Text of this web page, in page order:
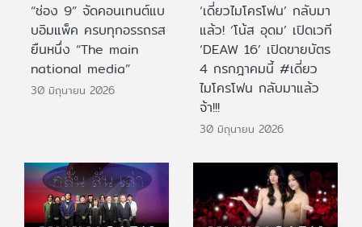
“ช่อง 9” จัดคอนเทนต์แบ
บอิมแพ็ค ครบทุกอรรถรส
ยืนหนึ่ง “The main
national media”
30 มิถุนายน 2026
‘เดี่ยวไมโครโฟน’ กลับมา
แล้ว! ‘โน้ส อุดม’ เปิดเวที
‘DEAW 16’ เปิดขายบัตร
4 กรกฎาคมนี้ #เดี่ยว
ไมโครโฟน กลับมาแล้ว
จ้า!!!
30 มิถุนายน 2026